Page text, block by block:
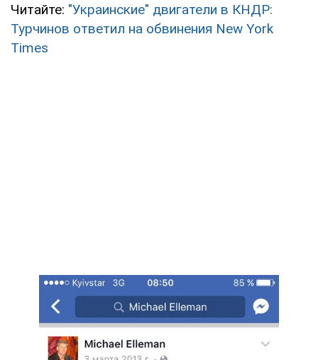
Читайте: "Украинские" двигатели в КНДР:
Турчинов ответил на обвинения New York
Times